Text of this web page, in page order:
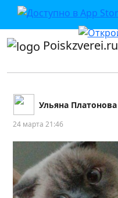
Poiskzverei.ru
Ульяна Платонова
24 марта 21:46